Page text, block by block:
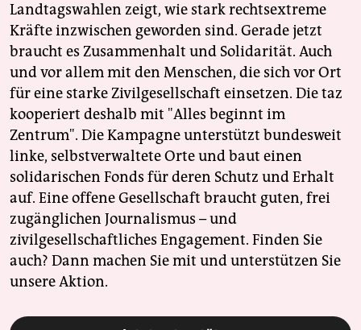
Landtagswahlen zeigt, wie stark rechtsextreme
Kräfte inzwischen geworden sind. Gerade jetzt
braucht es Zusammenhalt und Solidarität. Auch
und vor allem mit den Menschen, die sich vor Ort
für eine starke Zivilgesellschaft einsetzen. Die taz
kooperiert deshalb mit "Alles beginnt im
Zentrum". Die Kampagne unterstützt bundesweit
linke, selbstverwaltete Orte und baut einen
solidarischen Fonds für deren Schutz und Erhalt
auf. Eine offene Gesellschaft braucht guten, frei
zugänglichen Journalismus – und
zivilgesellschaftliches Engagement. Finden Sie
auch? Dann machen Sie mit und unterstützen Sie
unsere Aktion.